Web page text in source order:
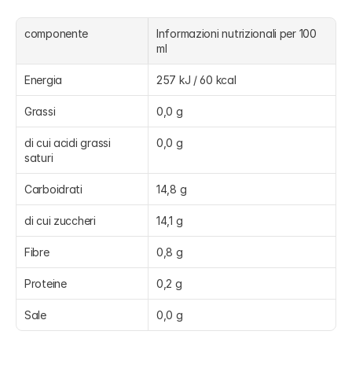
componente
Informazioni nutrizionali per 100
ml
Energia 257 kJ / 60 kcal
Grassi 0,0 g
di cui acidi grassi
saturi
0,0 g
Carboidrati 14,8 g
di cui zuccheri 14,1 g
Fibre 0,8 g
Proteine 0,2 g
Sale 0,0 g